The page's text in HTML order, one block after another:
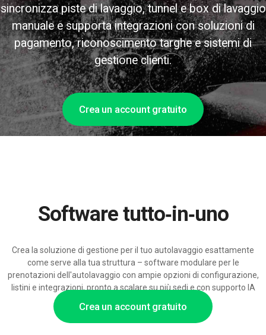
sincronizza piste di lavaggio, tunnel e box di lavaggio
manuale e supporta integrazioni con soluzioni di
pagamento, riconoscimento targhe e sistemi di
gestione clienti.
Crea un account gratuito
Crea un account gratuito
Software tutto‑in‑uno
Crea la soluzione di gestione per il tuo autolavaggio esattamente
come serve alla tua struttura – software modulare per le
prenotazioni dell'autolavaggio con ampie opzioni di configurazione,
listini e integrazioni, pronto a scalare su più sedi e con supporto IA